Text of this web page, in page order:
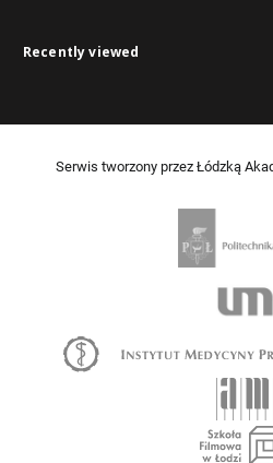
Recently viewed
Serwis tworzony przez Łódzką